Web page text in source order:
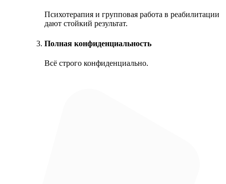
Психотерапия и групповая работа в реабилитации
дают стойкий результат.
Полная конфиденциальность
Всё строго конфиденциально.